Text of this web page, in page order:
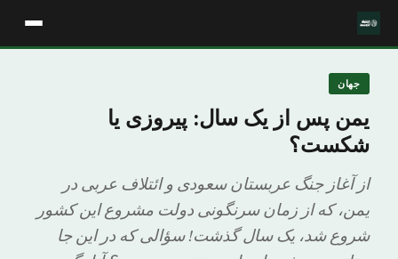
جهان
یمن پس از یک سال: پیروزی یا
شکست؟
از آغاز جنگ عربستان سعودی و ائتلاف عربی در
یمن، که از زمان سرنگونی دولت مشروع این کشور
شروع شد، یک سال گذشت! سؤالی که در این جا